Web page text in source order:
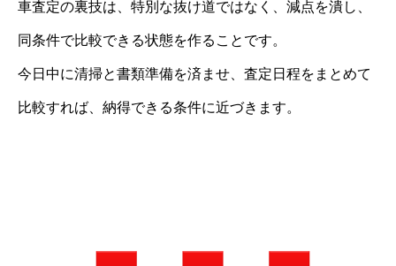
車査定の裏技は、特別な抜け道ではなく、減点を潰し、
同条件で比較できる状態を作ることです。
今日中に清掃と書類準備を済ませ、査定日程をまとめて
比較すれば、納得できる条件に近づきます。